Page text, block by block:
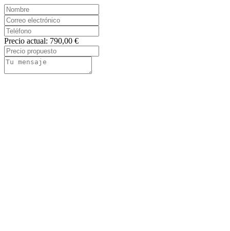
Precio actual: 790,00 €